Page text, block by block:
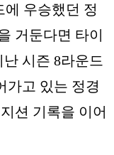
에 우승했던 정
거둔다면 타이
시즌 8라운드
가고 있는 정경
션 기록을 이어